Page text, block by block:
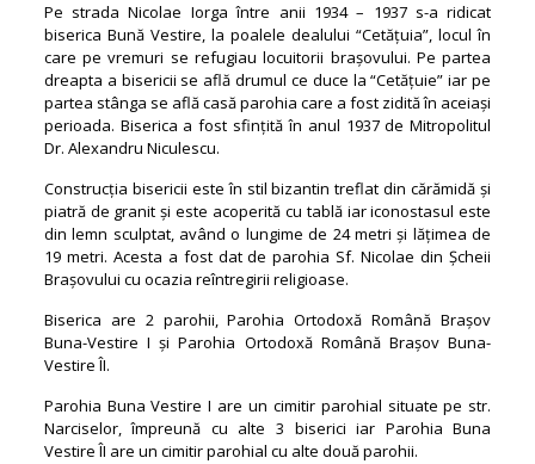
Pe strada Nicolae Iorga între anii 1934 – 1937 s-a ridicat
biserica Bună Vestire, la poalele dealului “Cetățuia”, locul în
care pe vremuri se refugiau locuitorii brașovului. Pe partea
dreapta a bisericii se află drumul ce duce la “Cetățuie” iar pe
partea stânga se află casă parohia care a fost zidită în aceiași
perioada. Biserica a fost sfințită în anul 1937 de Mitropolitul
Dr. Alexandru Niculescu.
Construcția bisericii este în stil bizantin treflat din cărămidă și
piatră de granit și este acoperită cu tablă iar iconostasul este
din lemn sculptat, având o lungime de 24 metri și lățimea de
19 metri. Acesta a fost dat de parohia Sf. Nicolae din Șcheii
Brașovului cu ocazia reîntregirii religioase.
Biserica are 2 parohii, Parohia Ortodoxă Română Brașov
Buna-Vestire I și Parohia Ortodoxă Română Brașov Buna-
Vestire ÎI.
Parohia Buna Vestire I are un cimitir parohial situate pe str.
Narciselor, împreună cu alte 3 biserici iar Parohia Buna
Vestire ÎI are un cimitir parohial cu alte două parohii.